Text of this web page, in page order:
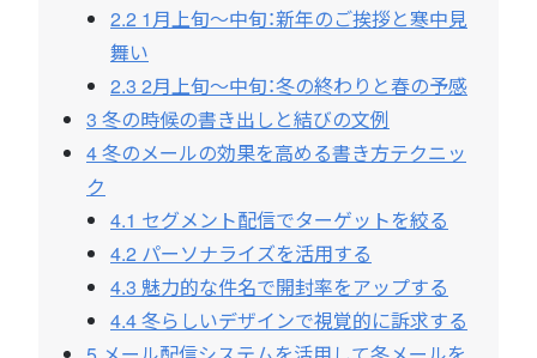
2.2 1月上旬〜中旬：新年のご挨拶と寒中見
舞い
2.3 2月上旬〜中旬：冬の終わりと春の予感
3 冬の時候の書き出しと結びの文例
4冬のメールの効果を高める書き方テクニッ
ク
4.1 セグメント配信でターゲットを絞る
4.2 パーソナライズを活用する
4.3 魅力的な件名で開封率をアップする
4.4冬らしいデザインで視覚的に訴求する